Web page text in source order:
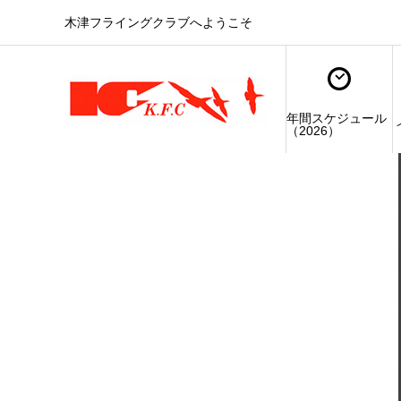
木津フライングクラブへようこそ
年間スケジュール
（2026）